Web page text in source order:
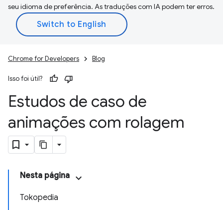
seu idioma de preferência. As traduções com IA podem ter erros.
Chrome for Developers Blog
Isso foi útil?
Estudos de caso de
animações com rolagem
Nesta página
Tokopedia